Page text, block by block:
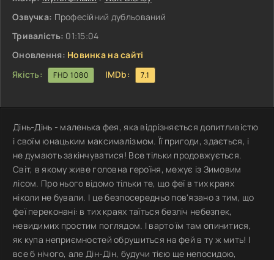
Озвучка: Професійний дубльований
Тривалість: 01:15:04
Оновлення: Новинка на сайті
Якість:
FHD 1080 IMDb: 7.1
Дінь-Дінь - маленька фея, яка відрізняється допитливістю
і своїм юнацьким максималізмом. Її пригоди, здається, і
не думають закінчуватися! Все тільки продовжується.
Світ, в якому живе головна героїня, межує із Зимовим
лісом. Про нього відомо тільки те, що феї в тих краях
ніколи не бували. І це безпосередньо пов'язано з тим, що
феї переконані: в тих краях таїться безліч небезпек,
невидимих простим поглядом. І варто їм там опинитися,
як купа неприємностей обрушиться на фей в ту ж мить! І
все б нічого, але Дін-Дін, будучи тією ще непосидою,